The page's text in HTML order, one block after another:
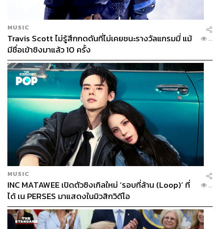
MUSIC
Travis Scott ไม่รู้สึกกดดันที่ไม่เคยชนะรางวัลแกรมมี่ แม้
มีชื่อเข้าชิงมาแล้ว 10 ครั้ง
...
MUSIC
INC MATAWEE เปิดตัวซิงเกิลใหม่ ‘รอบที่ล้าน (Loop)’ ที่
ได้ เน PERSES มาแสดงในมิวสิกวิดีโอ
...